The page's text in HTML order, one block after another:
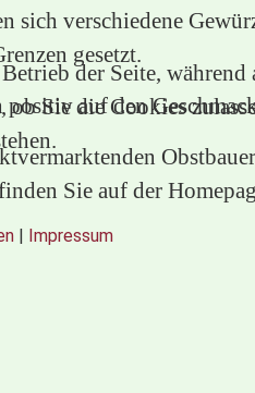
verschiedene
gesetzt.
auf den
Sie auf der
der Seite, während
Sie die Cookies
| Impressum